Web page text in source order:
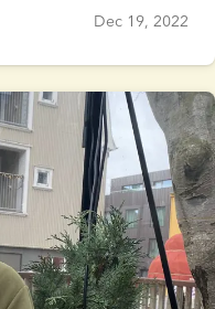
Dec 19, 2022